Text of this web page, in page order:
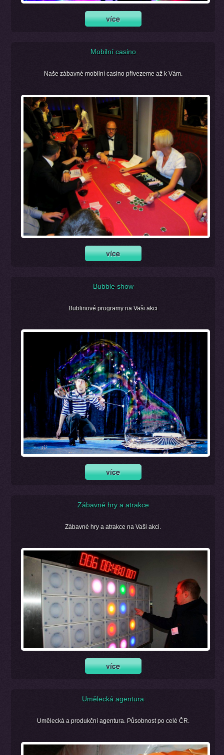
Mobilní casino
Naše zábavné mobilní casino přivezeme až k Vám.
Bubble show
Bublinové programy na Vaši akci
Zábavné hry a atrakce
Zábavné hry a atrakce na Vaši akci.
Umělecká agentura
Umělecká a produkční agentura. Působnost po celé ČR.